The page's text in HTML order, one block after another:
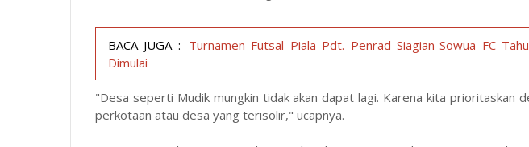
BACA JUGA : Turnamen Futsal Piala Pdt. Penrad Siagian-Sowua FC
Dimulai
"Desa seperti Mudik mungkin tidak akan dapat lagi. Karena kita prioritaskan
perkotaan atau desa yang terisolir," ucapnya.